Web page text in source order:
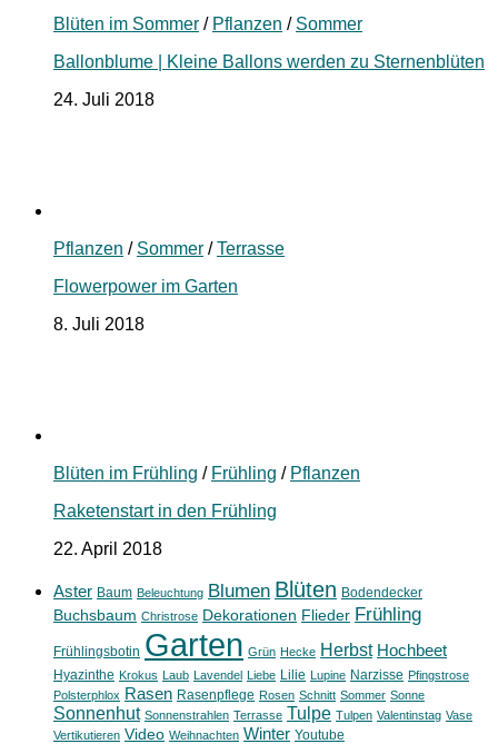
Blüten im Sommer / Pflanzen / Sommer
Ballonblume | Kleine Ballons werden zu Sternenblüten
24. Juli 2018
Pflanzen / Sommer /Terrasse
Flowerpower im Garten
8. Juli 2018
Blüten im Frühling / Frühling / Pflanzen
Raketenstart in den Frühling
22. April 2018
Aster Baum Beleuchtung Blumen Blüten Bodendecker
Buchsbaum Christrose Dekorationen Flieder Frühling
Frühlingsbotin Garten Grün Hecke Herbst Hochbeet
Hyazinthe Krokus Laub Lavendel Liebe Lilie Lupine Narzisse Pfingstrose
Polsterphlox Rasen Rasenpflege Rosen Schnitt Sommer Sonne
Sonnenhut Sonnenstrahlen Terrasse Tulpe Tulpen Valentinstag Vase
Vertikutieren Video Weihnachten Winter Youtube